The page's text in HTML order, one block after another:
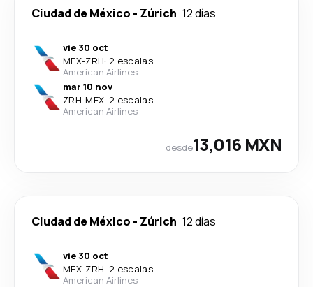
Ciudad de México - Zúrich 12 días
vie 30 oct
MEX-ZRH· 2 escalas
American Airlines
mar 10 nov
ZRH-MEX· 2 escalas
American Airlines
desde13,016 MXN
Ciudad de México - Zúrich 12 días
vie 30 oct
MEX-ZRH· 2 escalas
American Airlines